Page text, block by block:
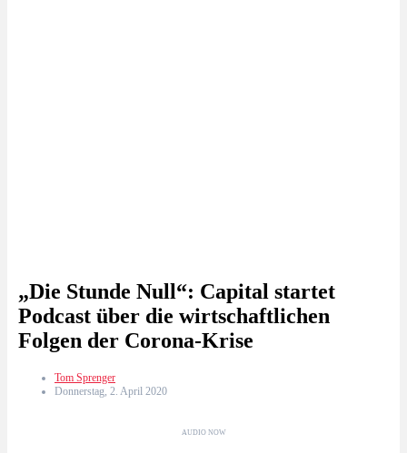
„Die Stunde Null“: Capital startet
Podcast über die wirtschaftlichen
Folgen der Corona-Krise
Tom Sprenger
Donnerstag, 2. April 2020
AUDIO NOW